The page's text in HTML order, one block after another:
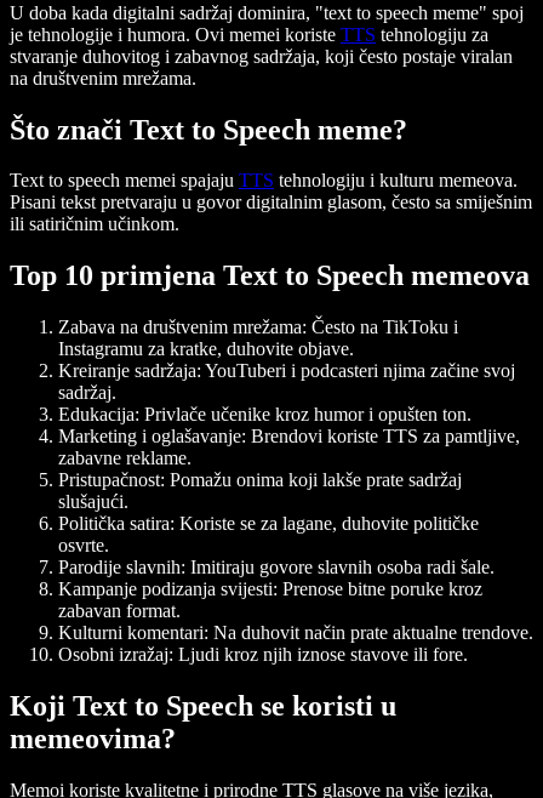
U doba kada digitalni sadržaj dominira, "text to speech meme" spoj
je tehnologije i humora. Ovi memei koriste TTS tehnologiju za
stvaranje duhovitog i zabavnog sadržaja, koji često postaje viralan
na društvenim mrežama.
Što znači Text to Speech meme?
Text to speech memei spajaju TTS tehnologiju i kulturu memeova.
Pisani tekst pretvaraju u govor digitalnim glasom, često sa smiješnim
ili satiričnim učinkom.
Top 10 primjena Text to Speech memeova
Zabava na društvenim mrežama: Često na TikToku i
Instagramu za kratke, duhovite objave.
Kreiranje sadržaja: YouTuberi i podcasteri njima začine svoj
sadržaj.
Edukacija: Privlače učenike kroz humor i opušten ton.
Marketing i oglašavanje: Brendovi koriste TTS za pamtljive,
zabavne reklame.
Pristupačnost: Pomažu onima koji lakše prate sadržaj
slušajući.
Politička satira: Koriste se za lagane, duhovite političke
osvrte.
Parodije slavnih: Imitiraju govore slavnih osoba radi šale.
Kampanje podizanja svijesti: Prenose bitne poruke kroz
zabavan format.
Kulturni komentari: Na duhovit način prate aktualne trendove.
Osobni izražaj: Ljudi kroz njih iznose stavove ili fore.
Koji Text to Speech se koristi u
memeovima?
Memoi koriste kvalitetne i prirodne TTS glasove na više jezika,